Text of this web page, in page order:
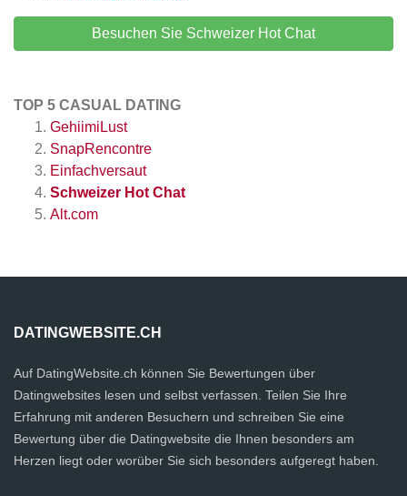
Besuchen Sie Schweizer Hot Chat
TOP 5 CASUAL DATING
GehiimiLust
SnapRencontre
Einfachversaut
Schweizer Hot Chat
Alt.com
DATINGWEBSITE.CH
Auf DatingWebsite.ch können Sie Bewertungen über
Datingwebsites lesen und selbst verfassen. Teilen Sie Ihre
Erfahrung mit anderen Besuchern und schreiben Sie eine
Bewertung über die Datingwebsite die Ihnen besonders am
Herzen liegt oder worüber Sie sich besonders aufgeregt haben.